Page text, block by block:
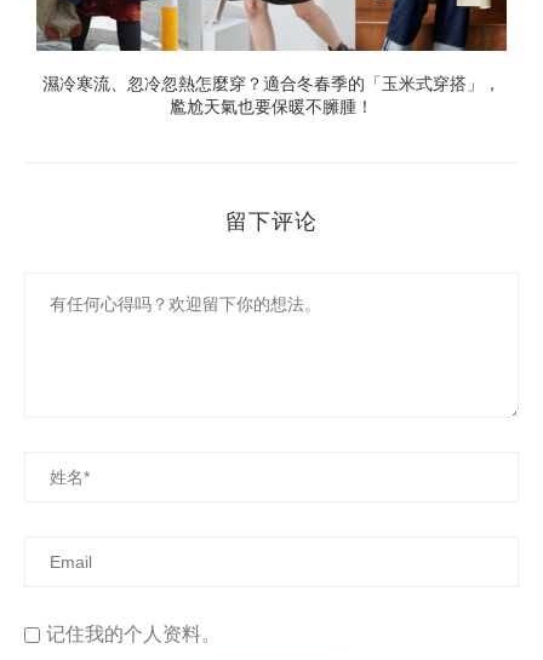
濕冷寒流、忽冷忽熱怎麼穿？適合冬春季的「玉米式穿搭」，
尷尬天氣也要保暖不臃腫！
留下评论
记住我的个人资料。